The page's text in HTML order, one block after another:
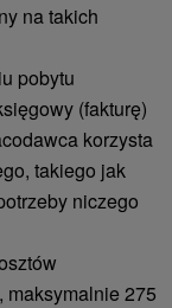
na takich
pobytu
(fakturę)
korzysta
takiego jak
niczego
275